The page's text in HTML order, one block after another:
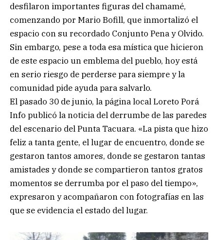
desfilaron importantes figuras del chamamé,
comenzando por Mario Bofill, que inmortalizó el
espacio con su recordado Conjunto Pena y Olvido.
Sin embargo, pese a toda esa mística que hicieron
de este espacio un emblema del pueblo, hoy está
en serio riesgo de perderse para siempre y la
comunidad pide ayuda para salvarlo.
El pasado 30 de junio, la página local Loreto Porá
Info publicó la noticia del derrumbe de las paredes
del escenario del Punta Tacuara. «La pista que hizo
feliz a tanta gente, el lugar de encuentro, donde se
gestaron tantos amores, donde se gestaron tantas
amistades y donde se compartieron tantos gratos
momentos se derrumba por el paso del tiempo»,
expresaron y acompañaron con fotografías en las
que se evidencia el estado del lugar.